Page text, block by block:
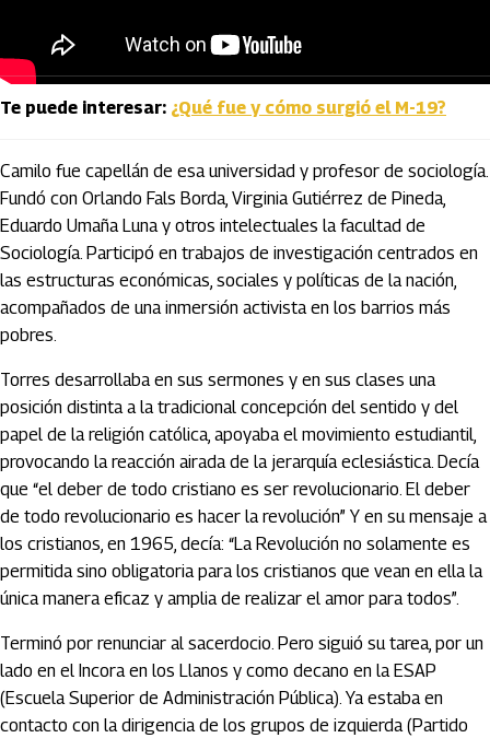
Te puede interesar: ¿Qué fue y cómo surgió el M-19?
Camilo fue capellán de esa universidad y profesor de sociología.
Fundó con Orlando Fals Borda, Virginia Gutiérrez de Pineda,
Eduardo Umaña Luna y otros intelectuales la facultad de
Sociología. Participó en trabajos de investigación centrados en
las estructuras económicas, sociales y políticas de la nación,
acompañados de una inmersión activista en los barrios más
pobres.
Torres desarrollaba en sus sermones y en sus clases una
posición distinta a la tradicional concepción del sentido y del
papel de la religión católica, apoyaba el movimiento estudiantil,
provocando la reacción airada de la jerarquía eclesiástica. Decía
que “el deber de todo cristiano es ser revolucionario. El deber
de todo revolucionario es hacer la revolución” Y en su mensaje a
los cristianos, en 1965, decía: “La Revolución no solamente es
permitida sino obligatoria para los cristianos que vean en ella la
única manera eficaz y amplia de realizar el amor para todos”.
Terminó por renunciar al sacerdocio. Pero siguió su tarea, por un
lado en el Incora en los Llanos y como decano en la ESAP
(Escuela Superior de Administración Pública). Ya estaba en
contacto con la dirigencia de los grupos de izquierda (Partido